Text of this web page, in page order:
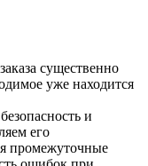
существенно
уже находится
и
его
промежуточные